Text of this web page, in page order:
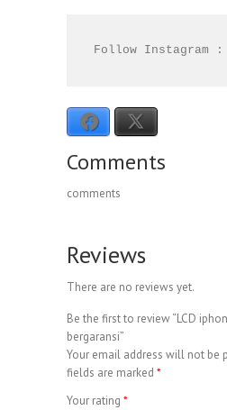
Follow Instagram :
Facebook
Comments
comments
Reviews
There are no reviews yet.
Be the first to review “LCD
bergaransi”
Your email address will not be
fields are marked *
Your rating *